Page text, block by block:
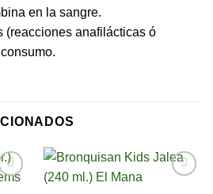
en la sangre.
(reacciones anafilácticas ó